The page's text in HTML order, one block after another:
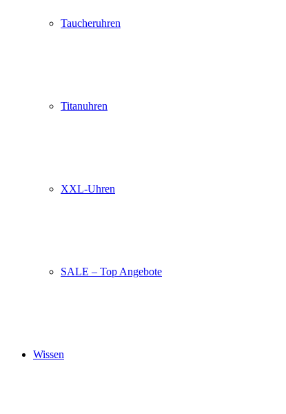
Taucheruhren
Titanuhren
XXL-Uhren
SALE – Top Angebote
Wissen